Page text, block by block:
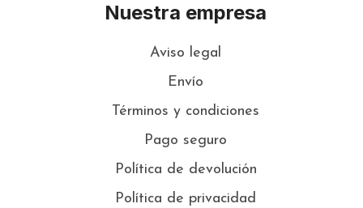
Nuestra empresa
Aviso legal
Envío
Términos y condiciones
Pago seguro
Política de devolución
Política de privacidad